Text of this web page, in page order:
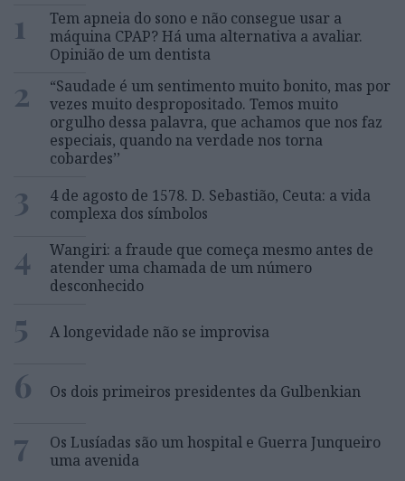
1
Tem apneia do sono e não consegue usar a
máquina CPAP? Há uma alternativa a avaliar.
Opinião de um dentista
2
“Saudade é um sentimento muito bonito, mas por
vezes muito despropositado. Temos muito
orgulho dessa palavra, que achamos que nos faz
especiais, quando na verdade nos torna
cobardes’’
3
4 de agosto de 1578. D. Sebastião, Ceuta: a vida
complexa dos símbolos
4
Wangiri: a fraude que começa mesmo antes de
atender uma chamada de um número
desconhecido
5 A longevidade não se improvisa
6 Os dois primeiros presidentes da Gulbenkian
7
Os Lusíadas são um hospital e Guerra Junqueiro
uma avenida